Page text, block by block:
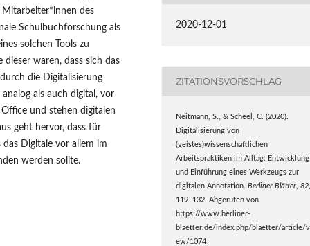
Mitarbeiter*innen des
Schulbuchforschung als
solchen Tools zu
waren, dass sich das
die Digitalisierung
als auch digital, vor
und stehen digitalen
geht hervor, dass für
Digitale vor allem im
werden sollte.
2020-12-01
ZITATIONSVORSCHLAG
Neitmann, S., & Scheel, C. (2020).
Digitalisierung von
(geistes)wissenschaftlichen
Arbeitspraktiken im Alltag: Entwicklung
und Einführung eines Werkzeugs zur
digitalen Annotation.Berliner Blätter ,82
119–132. Abgerufen von
https://www.berliner-
blaetter.de/index.php/blaetter/article/
ew/1074